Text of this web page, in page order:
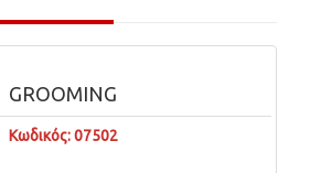
GROOMING
Κωδικός: 07502